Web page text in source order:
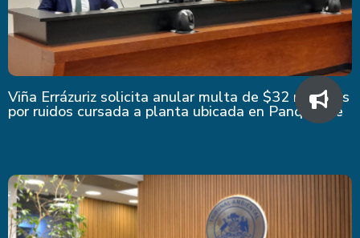
Viña Errázuriz solicita anular multa de $32 millones
por ruidos cursada a planta ubicada en Panquehue